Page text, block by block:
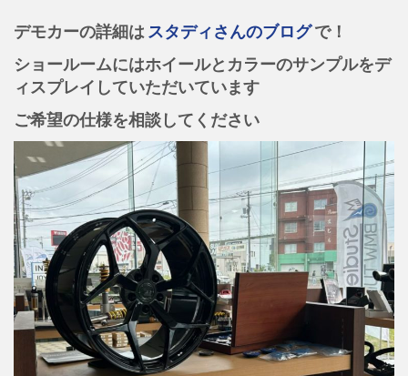
デモカーの詳細は スタディさんのブログで！
ショールームにはホイールとカラーのサンプルをデ
ィスプレイしていただいています
ご希望の仕様を相談してください